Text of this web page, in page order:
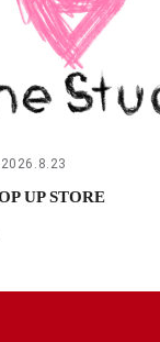
2026.8.23
UP STORE